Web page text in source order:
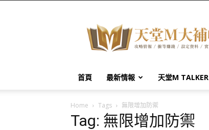
堂
M
大
帖
首頁 最新情報 天堂M TALKER
Home Tags 無限增加防禦
Tag: 無限增加防禦